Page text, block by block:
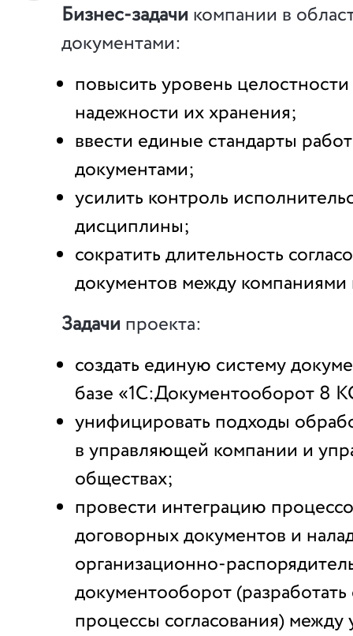
Бизнес-задачи компании в
документами:
повысить уровень
надежности их хранения;
ввести единые стандарты
документами;
усилить контроль
дисциплины;
сократить длительность
документов между компаниями
Задачи проекта:
создать единую систему
базе «1С:Документооборот 8
унифицировать подходы
в управляющей компании и
обществах;
провести интеграцию
договорных документов и
организационно-
документооборот
процессы согласования)